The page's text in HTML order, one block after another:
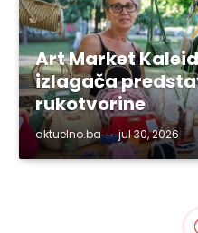
Art Market
izlagača
rukotvorine
aktuelno.ba jul 30, 2026